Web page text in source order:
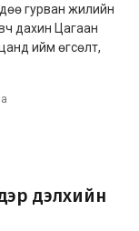
гурван жилийн
дахин Цагаан
ийм өгсөлт,
дэлхийн